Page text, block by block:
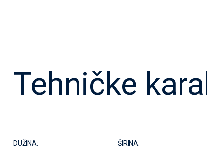
Tehničke
DUŽINA: ŠIRINA: